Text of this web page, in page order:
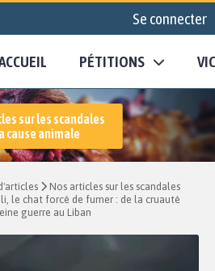
Se connecter
PÉTITIONS
sur les scandales
cause animale
Nos articles sur les scandales
le chat forcé de fumer : de la cruauté
guerre au Liban